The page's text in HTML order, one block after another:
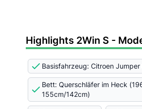
Highlights 2Win S -
Basisfahrzeug: Citroen
Bett: Querschläfer im Heck
155cm/142cm)